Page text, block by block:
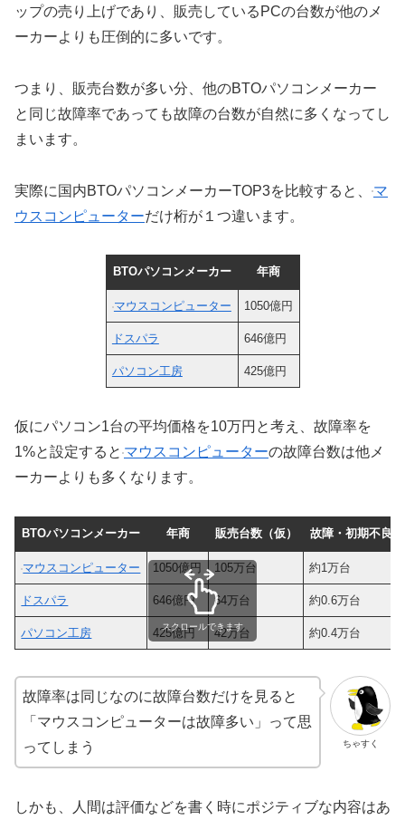
ップの売り上げであり、販売しているPCの台数が他のメ
ーカーよりも圧倒的に多いです。
つまり、販売台数が多い分、他のBTOパソコンメーカー
と同じ故障率であっても故障の台数が自然に多くなってし
まいます。
実際に国内BTOパソコンメーカーTOP3を比較すると、
マ
ウスコンピューターだけ桁が１つ違います。
BTOパソコンメーカー 年商
マウスコンピューター 1050億円
ドスパラ 646億円
パソコン工房 425億円
仮にパソコン1台の平均価格を10万円と考え、故障率を
1%と設定すると マウスコンピューターの故障台数は他メ
ーカーよりも多くなります。
BTOパソコンメーカー 年商 販売台数（仮） 故障・初期不良
マウスコンピューター 1050億円 105万台 約1万台
ドスパラ 646億円 64万台 約0.6万台
パソコン工房 425億円 42万台 約0.4万台
スクロールできます
ちゃすく
故障率は同じなのに故障台数だけを見ると
「マウスコンピューターは故障多い」って思
ってしまう
しかも、人間は評価などを書く時にポジティブな内容はあ